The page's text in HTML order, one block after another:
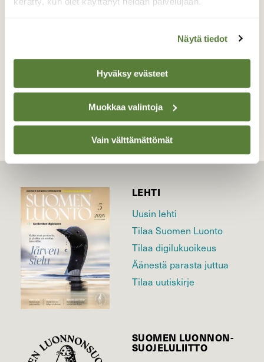
Näytä tiedot
Hyväksy evästeet
Muokkaa valintoja
Vain välttämättömät
TAKAISIN LISTAAN
LEHTI
Uusin lehti
Tilaa Suomen Luonto
Tilaa digilukuoikeus
Äänestä parasta juttua
Tilaa uutiskirje
SUOMEN LUONNON­
SUOJELU­LIITTO